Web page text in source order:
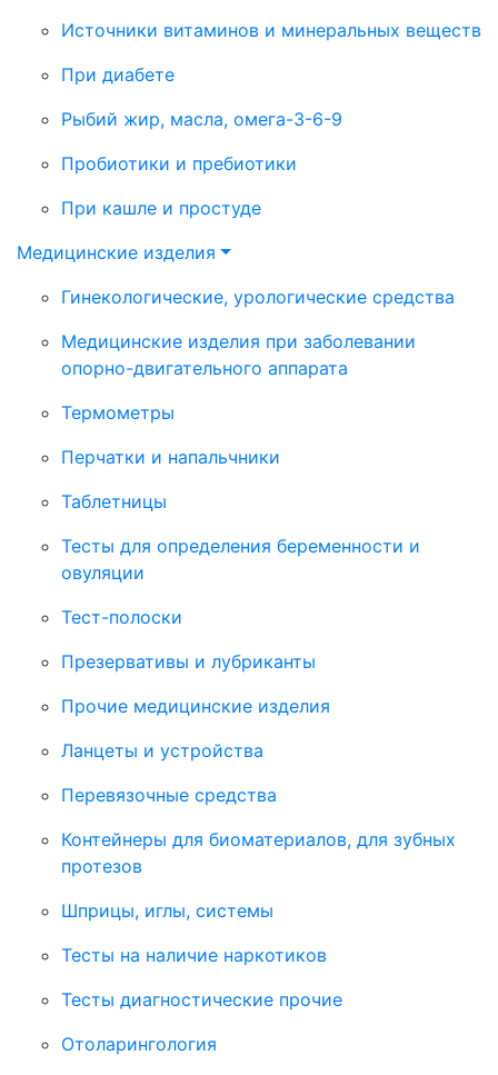
Источники витаминов и минеральных веществ
При диабете
Рыбий жир, масла, омега-3-6-9
Пробиотики и пребиотики
При кашле и простуде
Медицинские изделия
Гинекологические, урологические средства
Медицинские изделия при заболевании
опорно-двигательного аппарата
Термометры
Перчатки и напальчники
Таблетницы
Тесты для определения беременности и
овуляции
Тест-полоски
Презервативы и лубриканты
Прочие медицинские изделия
Ланцеты и устройства
Перевязочные средства
Контейнеры для биоматериалов, для зубных
протезов
Шприцы, иглы, системы
Тесты на наличие наркотиков
Тесты диагностические прочие
Отоларингология